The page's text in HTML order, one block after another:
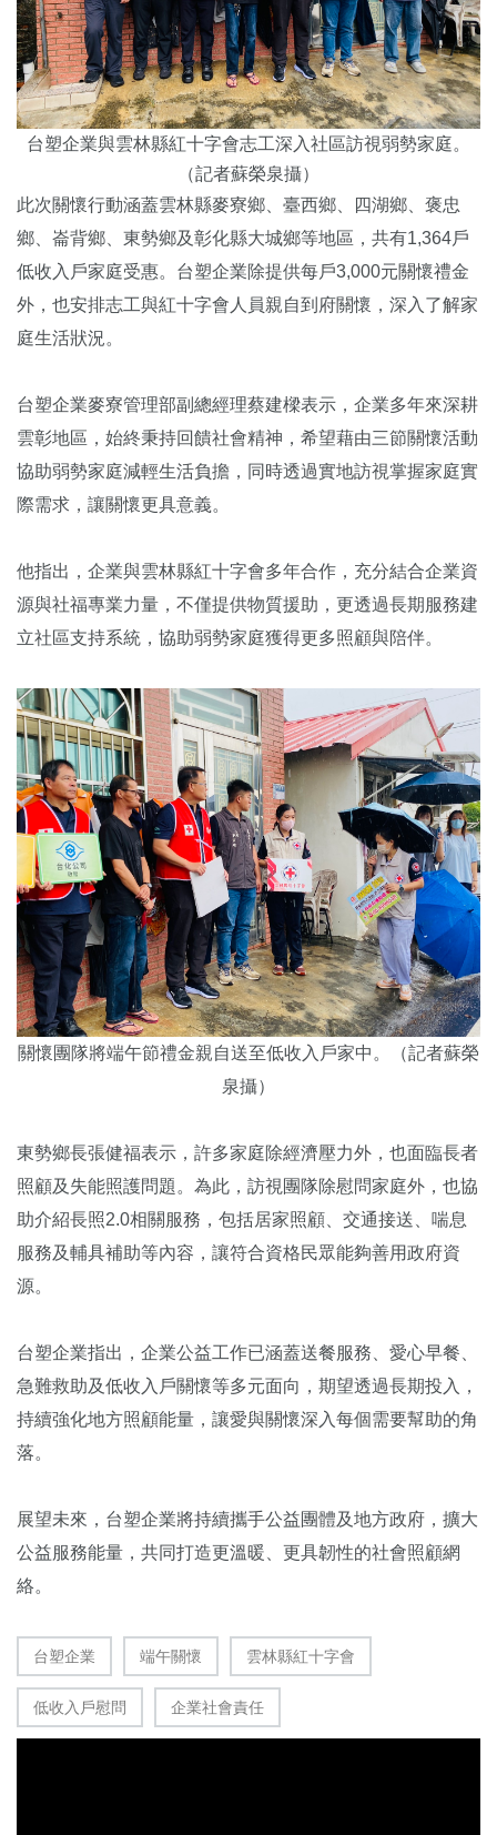
台塑企業與雲林縣紅十字會志工深入社區訪視弱勢家庭。
（記者蘇榮泉攝）
此次關懷行動涵蓋雲林縣麥寮鄉、臺西鄉、四湖鄉、褒忠
鄉、崙背鄉、東勢鄉及彰化縣大城鄉等地區，共有1,364戶
低收入戶家庭受惠。台塑企業除提供每戶3,000元關懷禮金
外，也安排志工與紅十字會人員親自到府關懷，深入了解家
庭生活狀況。
台塑企業麥寮管理部副總經理蔡建樑表示，企業多年來深耕
雲彰地區，始終秉持回饋社會精神，希望藉由三節關懷活動
協助弱勢家庭減輕生活負擔，同時透過實地訪視掌握家庭實
際需求，讓關懷更具意義。
他指出，企業與雲林縣紅十字會多年合作，充分結合企業資
源與社福專業力量，不僅提供物質援助，更透過長期服務建
立社區支持系統，協助弱勢家庭獲得更多照顧與陪伴。
關懷團隊將端午節禮金親自送至低收入戶家中。（記者蘇榮
泉攝）
東勢鄉長張健福表示，許多家庭除經濟壓力外，也面臨長者
照顧及失能照護問題。為此，訪視團隊除慰問家庭外，也協
助介紹長照2.0相關服務，包括居家照顧、交通接送、喘息
服務及輔具補助等內容，讓符合資格民眾能夠善用政府資
源。
台塑企業指出，企業公益工作已涵蓋送餐服務、愛心早餐、
急難救助及低收入戶關懷等多元面向，期望透過長期投入，
持續強化地方照顧能量，讓愛與關懷深入每個需要幫助的角
落。
展望未來，台塑企業將持續攜手公益團體及地方政府，擴大
公益服務能量，共同打造更溫暖、更具韌性的社會照顧網
絡。
台塑企業 端午關懷 雲林縣紅十字會
低收入戶慰問 企業社會責任